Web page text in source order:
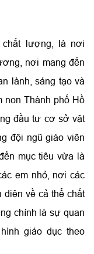
l­ượng, là nơi
nơi mang đến
lành, sáng tạo và
non Thành phố Hồ
đầu tư cơ sở vật
đội ngũ giáo viên
mục tiêu vừa là
em nhỏ, nơi các
diện về cả thể chất
chính là sự quan
giáo dục theo